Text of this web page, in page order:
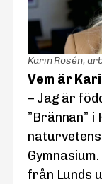
Karin Rosén,
Vem är
– Jag är
”Brännan” i
från Lunds